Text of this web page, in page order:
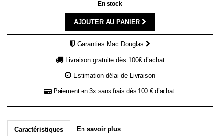
En stock
AJOUTER AU PANIER
Garanties Mac Douglas
Livraison gratuite dès 100€ d’achat
Estimation délai de Livraison
Paiement en 3x sans frais dès 100 € d’achat
Caractéristiques En savoir plus